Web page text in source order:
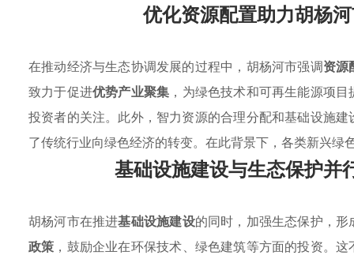
优化资源配置助力胡杨
在推动经济与生态协调发展的过程中，胡杨河市强调资源
致力于促进优势产业聚集 ，为绿色技术和可再生能源项
投资者的关注。此外，智力资源的合理分配和基础设施
了传统行业向绿色经济的转变。在此背景下，各类新兴
基础设施建设与生态保护并
胡杨河市在推进基础设施建设的同时，加强生态保护，
政策 ，鼓励企业在环保技术、绿色建筑等方面的投资。